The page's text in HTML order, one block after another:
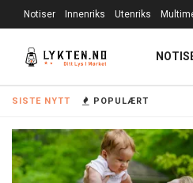
SISTE NYTT POPULÆRT
Notiser Innenriks Utenriks